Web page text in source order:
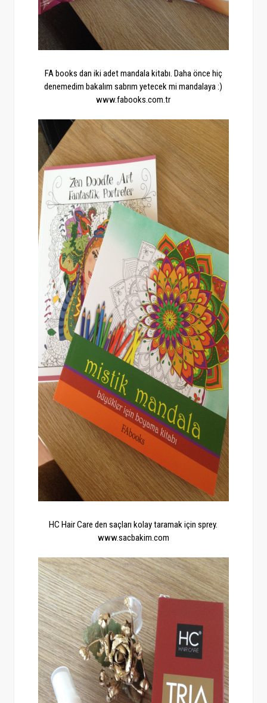
FA books dan iki adet mandala kitabı. Daha önce hiç
denemedim bakalım sabrım yetecek mi mandalaya :)
www.fabooks.com.tr
HC Hair Care den saçları kolay taramak için sprey.
www.sacbakim.com